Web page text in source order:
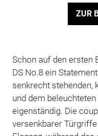
ZUR
Schon auf den ersten
DS No.8 ein
senkrecht stehenden,
und dem
eigenständig. Die
versenkbarer